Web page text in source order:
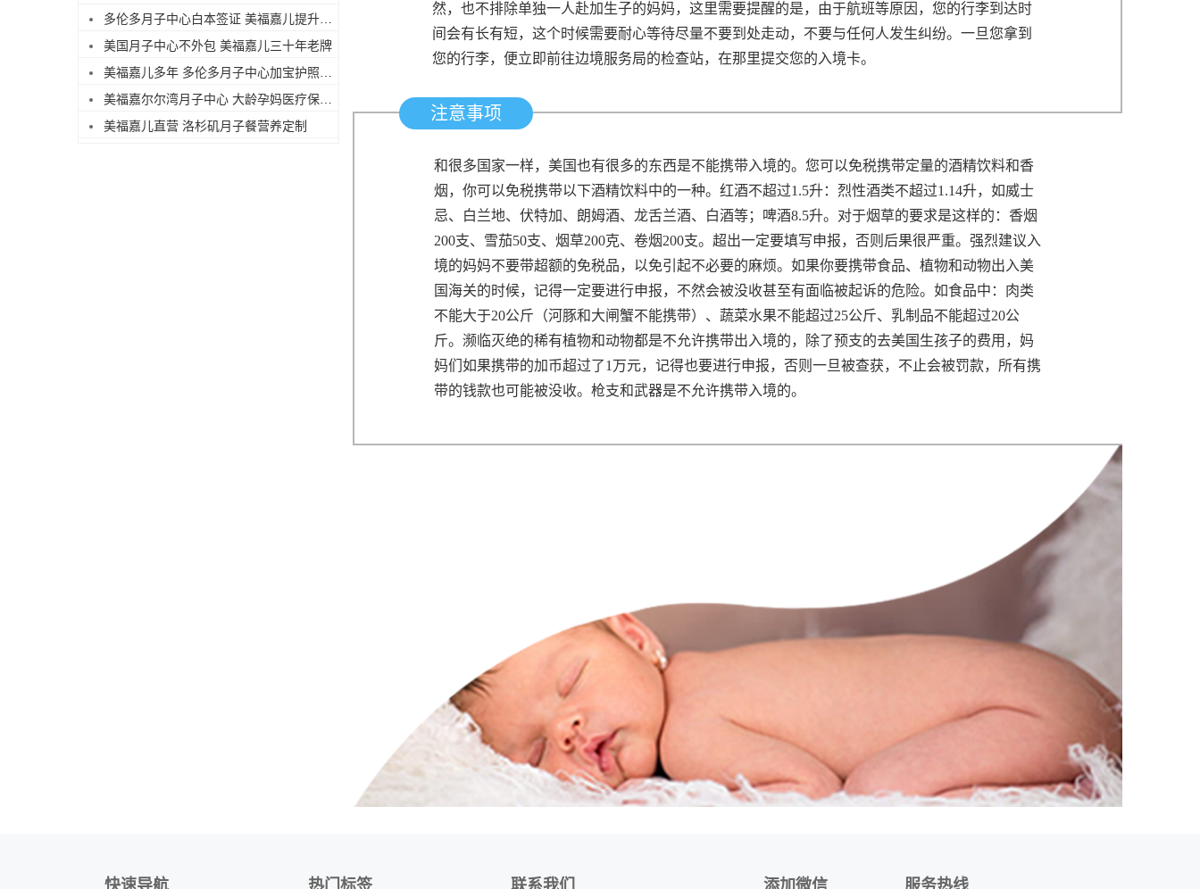
多伦多月子中心白本签证 美福嘉儿提升过签
美国月子中心不外包 美福嘉儿三十年老牌
美福嘉儿多年 多伦多月子中心加宝护照续签
美福嘉尔尔湾月子中心 大龄孕妈医疗保障足
美福嘉儿直营 洛杉矶月子餐营养定制
然，也不排除单独一人赴加生子的妈妈，这里需要提醒的是，由于航班等原因，您的行李到达时
间会有长有短，这个时候需要耐心等待尽量不要到处走动，不要与任何人发生纠纷。一旦您拿到
您的行李，便立即前往边境服务局的检查站，在那里提交您的入境卡。
注意事项
和很多国家一样，美国也有很多的东西是不能携带入境的。您可以免税携带定量的酒精饮料和香
烟，你可以免税携带以下酒精饮料中的一种。红酒不超过1.5升：烈性酒类不超过1.14升，如威士
忌、白兰地、伏特加、朗姆酒、龙舌兰酒、白酒等；啤酒8.5升。对于烟草的要求是这样的：香烟
200支、雪茄50支、烟草200克、卷烟200支。超出一定要填写申报，否则后果很严重。强烈建议入
境的妈妈不要带超额的免税品，以免引起不必要的麻烦。如果你要携带食品、植物和动物出入美
国海关的时候，记得一定要进行申报，不然会被没收甚至有面临被起诉的危险。如食品中：肉类
不能大于20公斤（河豚和大闸蟹不能携带）、蔬菜水果不能超过25公斤、乳制品不能超过20公
斤。濒临灭绝的稀有植物和动物都是不允许携带出入境的，除了预支的去美国生孩子的费用，妈
妈们如果携带的加币超过了1万元，记得也要进行申报，否则一旦被查获，不止会被罚款，所有携
带的钱款也可能被没收。枪支和武器是不允许携带入境的。
快速导航 热门标签 联系我们 添加微信 服务热线